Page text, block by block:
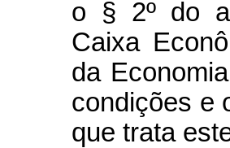
o § 2º do
Caixa
da
condições e
que trata